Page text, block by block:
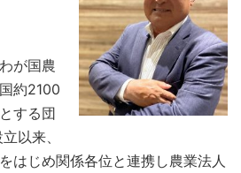
が国農
約2100
する団
以来、
はじめ関係各位と連携し農業法人